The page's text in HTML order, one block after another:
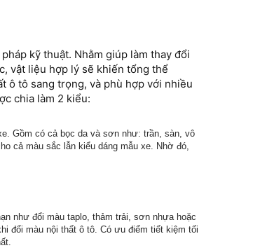
kỹ thuật. Nhằm giúp làm thay đổi
vật liệu hợp lý sẽ khiến tổng thể
ô tô sang trọng, và phù hợp với nhiều
chia làm 2 kiểu:
Gồm có cả bọc da và sơn như: trần, sàn, vô
cả màu sắc lẫn kiểu dáng mẫu xe. Nhờ đó,
như đổi màu taplo, thảm trải, sơn nhựa hoặc
đổi màu nội thất ô tô. Có ưu điểm tiết kiệm tối